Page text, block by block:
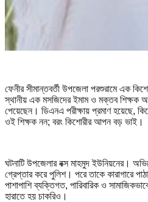
ফেনীর সীমান্তবর্তী উপজেলা পরশুরামে এক
স্থানীয় এক মসজিদের ইমাম ও মক্তব শিক্ষক
পেয়েছেন। ডিএনএ পরীক্ষায় প্রমাণ হয়েছে,
ওই শিক্ষক নন; বরং কিশোরীর আপন বড় ভাই।
ঘটনাটি উপজেলার বক্স মাহমুদ ইউনিয়নের।
গ্রেপ্তার করে পুলিশ। পরে তাকে কারাগারে
পাশাপাশি ব্যক্তিগত, পারিবারিক ও
হারাতে হয় চাকরিও।